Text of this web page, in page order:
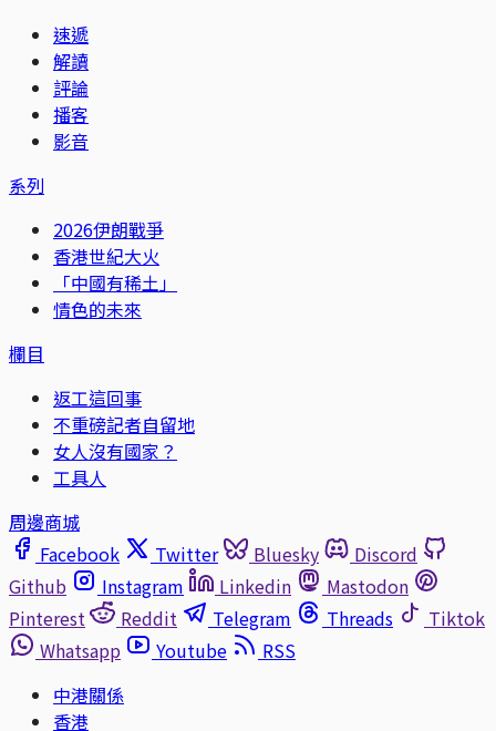
速遞
解讀
評論
播客
影音
系列
2026伊朗戰爭
香港世紀大火
「中國有稀土」
情色的未來
欄目
返工這回事
不重磅記者自留地
女人沒有國家？
工具人
周邊商城
Facebook
Twitter Bluesky
Discord
Github
Instagram Linkedin
Mastodon
Pinterest
Reddit Telegram Threads
Tiktok
Whatsapp
Youtube
RSS
中港關係
香港